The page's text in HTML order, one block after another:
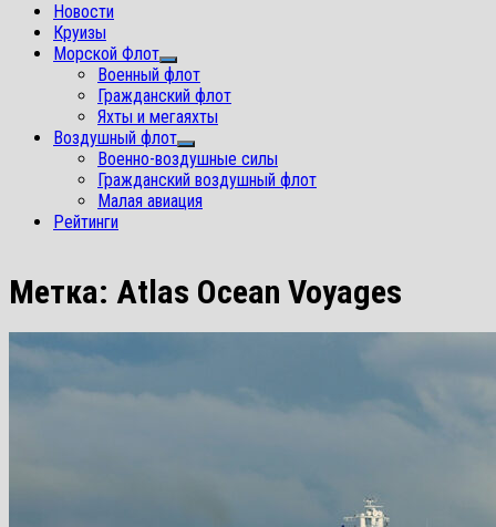
Новости
Круизы
Морской Флот
Показать
подменю
Военный флот
Гражданский флот
Яхты и мегаяхты
Воздушный флот
Показать
подменю
Военно-воздушные силы
Гражданский воздушный флот
Малая авиация
Рейтинги
Метка: Atlas Ocean Voyages